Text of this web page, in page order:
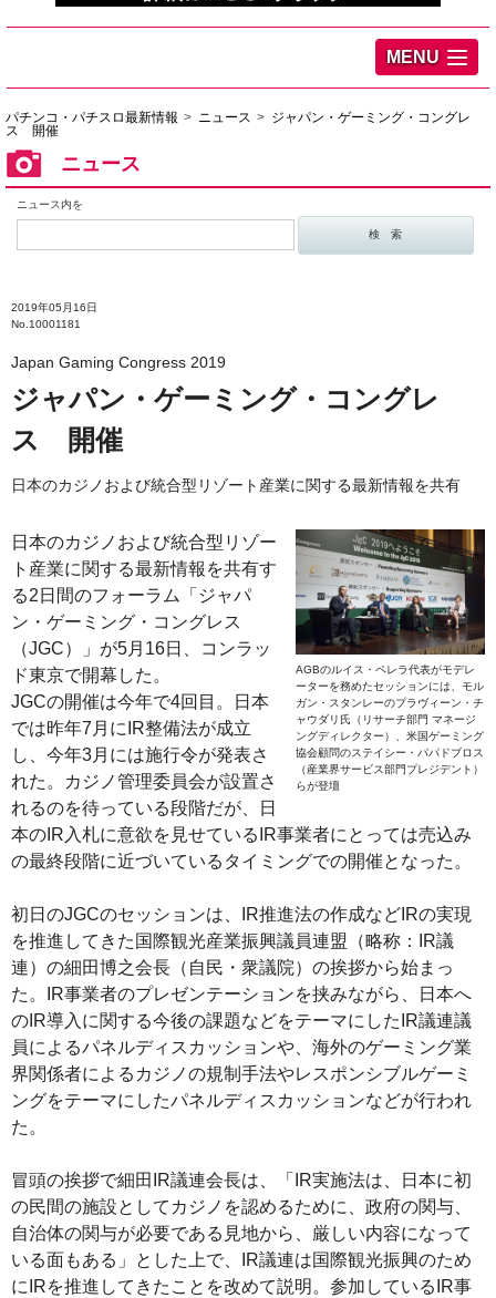
MENU
パチンコ・パチスロ最新情報 ニュース
ジャパン・ゲーミング・コングレ
ス 開催
ニュース
ニュース内を
2019年05月16日
No.10001181
Japan Gaming Congress 2019
ジャパン・ゲーミング・コングレ
ス 開催
日本のカジノおよび統合型リゾート産業に関する最新情報を共有
AGBのルイス・ペレラ代表がモデレ
ーターを務めたセッションには、モル
ガン・スタンレーのプラヴィーン・チ
ャウダリ氏（リサーチ部門 マネージ
ングディレクター）、米国ゲーミング
協会顧問のステイシー・パパドブロス
（産業界サービス部門プレジデント）
らが登壇
日本のカジノおよび統合型リゾー
ト産業に関する最新情報を共有す
る2日間のフォーラム「ジャパ
ン・ゲーミング・コングレス
（JGC）」が5月16日、コンラッ
ド東京で開幕した。
JGCの開催は今年で4回目。日本
では昨年7月にIR整備法が成立
し、今年3月には施行令が発表さ
れた。カジノ管理委員会が設置さ
れるのを待っている段階だが、日
本のIR入札に意欲を見せているIR事業者にとっては売込み
の最終段階に近づいているタイミングでの開催となった。
初日のJGCのセッションは、IR推進法の作成などIRの実現
を推進してきた国際観光産業振興議員連盟（略称：IR議
連）の細田博之会長（自民・衆議院）の挨拶から始まっ
た。IR事業者のプレゼンテーションを挟みながら、日本へ
のIR導入に関する今後の課題などをテーマにしたIR議連議
員によるパネルディスカッションや、海外のゲーミング業
界関係者によるカジノの規制手法やレスポンシブルゲーミ
ングをテーマにしたパネルディスカッションなどが行われ
た。
冒頭の挨拶で細田IR議連会長は、「IR実施法は、日本に初
の民間の施設としてカジノを認めるために、政府の関与、
自治体の関与が必要である見地から、厳しい内容になって
いる面もある」とした上で、IR議連は国際観光振興のため
にIRを推進してきたことを改めて説明。参加しているIR事